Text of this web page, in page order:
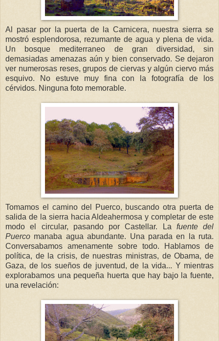
Al pasar por la puerta de la Carnicera, nuestra sierra se
mostró esplendorosa, rezumante de agua y plena de vida.
Un bosque mediterraneo de gran diversidad, sin
demasiadas amenazas aún y bien conservado. Se dejaron
ver numerosas reses, grupos de ciervas y algún ciervo más
esquivo. No estuve muy fina con la fotografía de los
cérvidos. Ninguna foto memorable.
Tomamos el camino del Puerco, buscando otra puerta de
salida de la sierra hacia Aldeahermosa y completar de este
modo el circular, pasando por Castellar. La fuente
del
Puerco manaba agua abundante. Una parada en la ruta.
Conversabamos amenamente sobre todo. Hablamos de
política, de la crisis, de nuestras ministras, de Obama, de
Gaza, de los sueños de juventud, de la vida... Y mientras
explorabamos una pequeña huerta que hay bajo la fuente,
una revelación: